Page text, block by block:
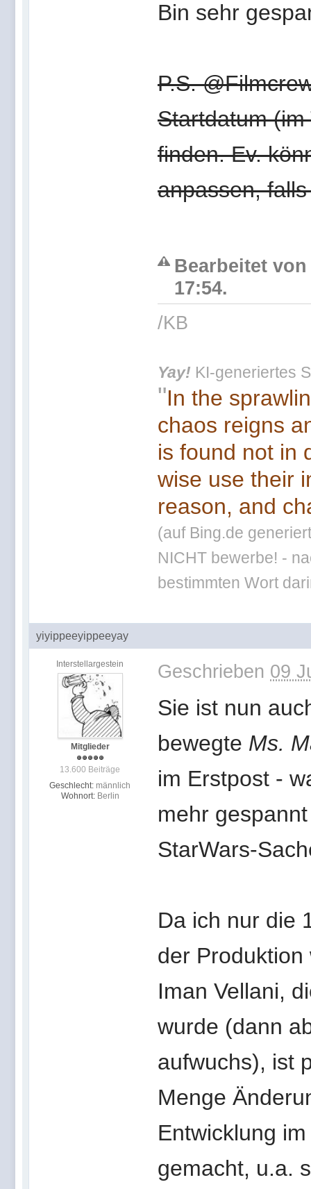
Bin sehr
P.S.
Startdatum
finden. Ev.
anpassen,
Bearbeitet von
17:54.
/KB
Yay! KI-generiertes
"In the
chaos reigns
is found not in
wise use their
reason, and
(auf Bing.de
NICHT bewerbe! -
bestimmten Wort
yiyippeeyippeeyay
Interstellargestein
Mitglieder
13.600 Beiträge
Geschlecht: männlich
Wohnort: Berlin
Geschrieben 09
Sie ist nun
bewegte Ms.
im Erstpost -
mehr
StarWars-
Da ich nur die
der
Iman Vellani,
wurde (dann
aufwuchs), ist
Menge
Entwicklung
gemacht, u.a.